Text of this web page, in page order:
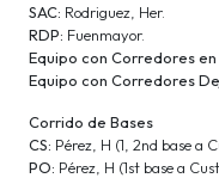
SAC: Rodriguez, Her.
RDP: Fuenmayor.
Equipo con Corredores
Equipo con Corredores
Corrido de Bases
CS: Pérez, H (1, 2nd base a
PO: Pérez, H (1st base a